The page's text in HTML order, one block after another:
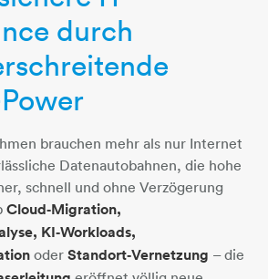
durch
brauchen mehr als nur Internet
Datenautobahnen, die hohe
schnell und ohne Verzögerung
Cloud‑Migration,
KI‑Workloads,
oder Standort‑Vernetzung – die